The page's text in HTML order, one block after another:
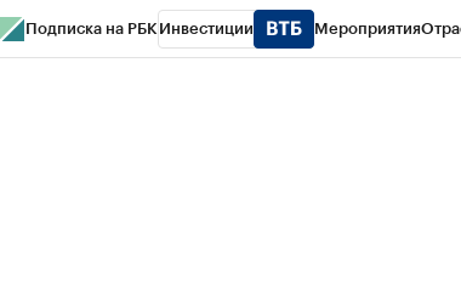
Подписка на РБК Инвестиции Мероприятия